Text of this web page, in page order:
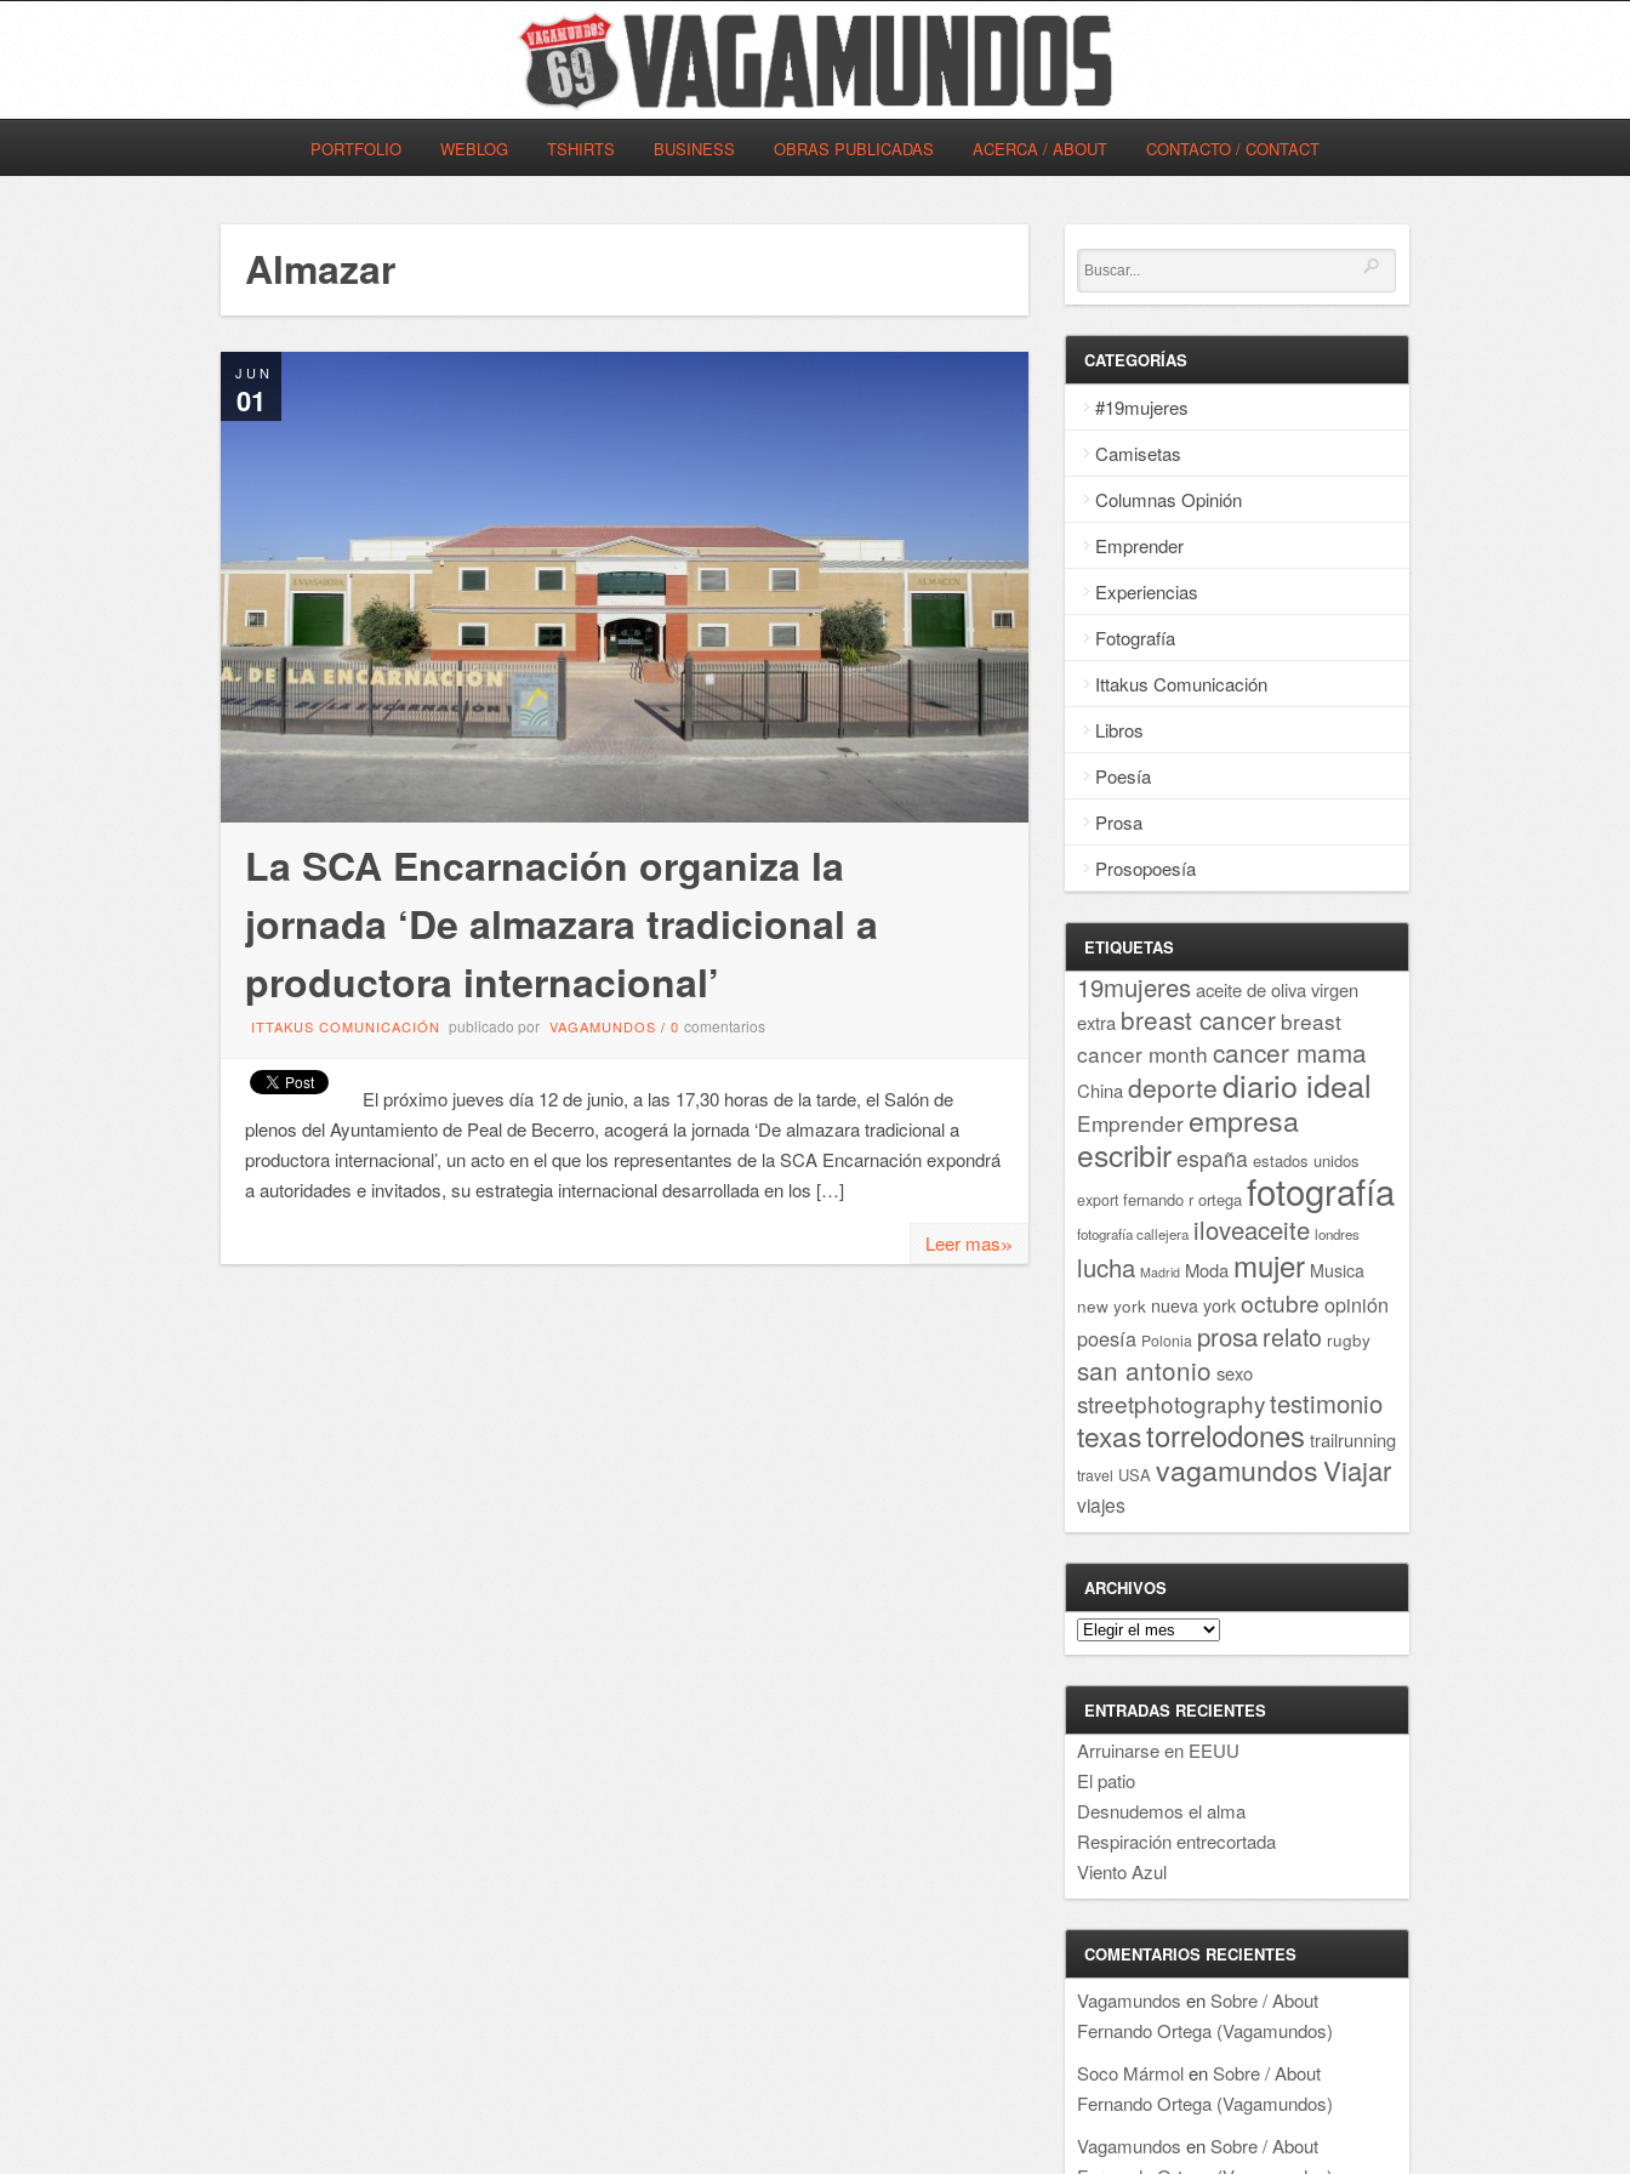
PORTFOLIO WEBLOG TSHIRTS BUSINESS OBRAS PUBLICADAS ACERCA / ABOUT CONTACTO / CONTACT
Almazar
JUN
01
La SCA Encarnación organiza la
jornada ‘De almazara tradicional a
productora internacional’
ITTAKUS COMUNICACIÓN publicado por VAGAMUNDOS / 0 comentarios
El próximo jueves día 12 de junio, a las 17,30 horas de la tarde, el Salón de
plenos del Ayuntamiento de Peal de Becerro, acogerá la jornada ‘De almazara tradicional a
productora internacional’, un acto en el que los representantes de la SCA Encarnación expondrá
a autoridades e invitados, su estrategia internacional desarrollada en los […]
Leer mas»
CATEGORÍAS
#19mujeres
Camisetas
Columnas Opinión
Emprender
Experiencias
Fotografía
Ittakus Comunicación
Libros
Poesía
Prosa
Prosopoesía
ETIQUETAS
19mujeresaceite de oliva virgen
extra breast cancer breast
cancer month cancer mama
Chinadeportediario ideal
Emprender empresa
escribirespaña estados unidos
export fernando r ortega fotografía
fotografía callejera iloveaceite londres
lucha Madrid Moda mujer Musica
new york nueva york octubre opinión
poesía Polonia prosarelato rugby
san antonio sexo
streetphotographytestimonio
texastorrelodones trailrunning
travel USA vagamundosViajar
viajes
ARCHIVOS
Archivos
ENTRADAS RECIENTES
Arruinarse en EEUU
El patio
Desnudemos el alma
Respiración entrecortada
Viento Azul
COMENTARIOS RECIENTES
Vagamundos enSobre / About
Fernando Ortega (Vagamundos)
Soco MármolenSobre / About
Fernando Ortega (Vagamundos)
Vagamundos enSobre / About